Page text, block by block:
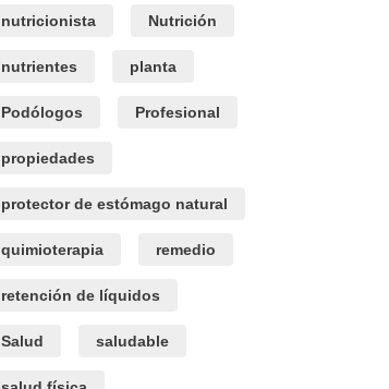
nutricionista Nutrición
nutrientes planta
Podólogos Profesional
propiedades
protector de estómago natural
quimioterapia remedio
retención de líquidos
Salud saludable